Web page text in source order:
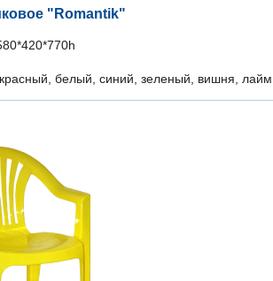
"Romantik"
белый, синий, зеленый, вишня,